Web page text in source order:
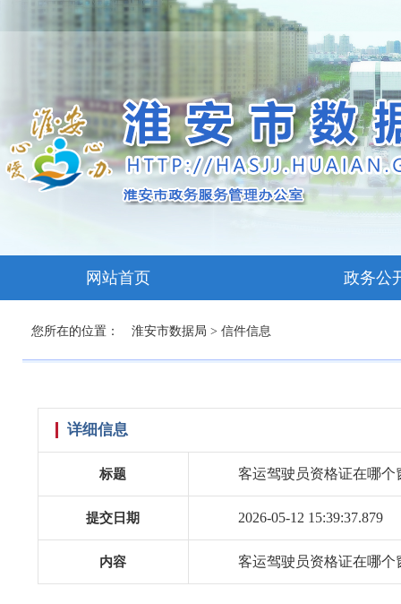
网站首页 政务公
您所在的位置： 淮安市数据局 > 信件信息
详细信息
标题 客运驾驶员资格证在哪个
提交日期 2026-05-12 15:39:37.879
内容 客运驾驶员资格证在哪个